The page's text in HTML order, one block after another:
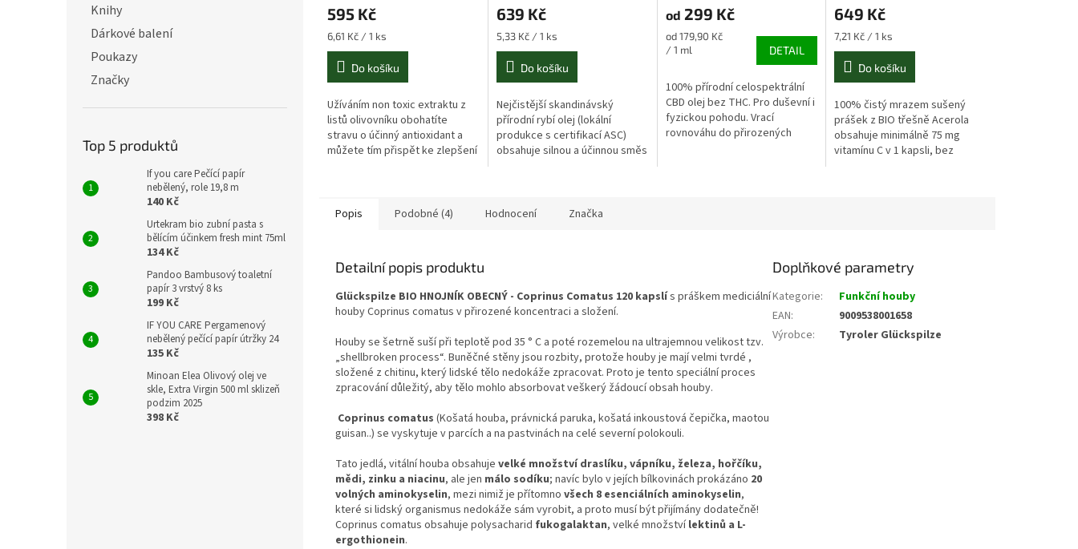
Knihy
Dárkové balení
Poukazy
Značky
Top 5 produktů
If you care Pečící papír
nebělený, role 19,8 m
140 Kč
Urtekram bio zubní pasta s
bělícím účinkem fresh mint 75ml
134 Kč
Pandoo Bambusový toaletní
papír 3 vrstvý 8 ks
199 Kč
IF YOU CARE Pergamenový
nebělený pečící papír útržky 24
135 Kč
Minoan Elea Olivový olej ve
skle, Extra Virgin 500 ml sklizeň
podzim 2025
398 Kč
595 Kč
Měrná
cena:
6,61 Kč / 1 ks
Do košíku
Užíváním non toxic extraktu z
listů olivovníku obohatíte
stravu o účinný antioxidant a
můžete tím přispět ke zlepšení
639 Kč
Měrná
cena:
5,33 Kč / 1 ks
Do košíku
Nejčistější skandinávský
přírodní rybí olej (lokální
produkce s certifikací ASC)
obsahuje silnou a účinnou směs
od 299 Kč
Měrná
cena:
od 179,90 Kč
/ 1 ml
DETAIL
100% přírodní celospektrální
CBD olej bez THC. Pro duševní i
fyzickou pohodu. Vrací
rovnováhu do přirozených
649 Kč
Měrná
cena:
7,21 Kč / 1 ks
Do košíku
100% čistý mrazem sušený
prášek z BIO třešně Acerola
obsahuje minimálně 75 mg
vitamínu C v 1 kapsli, bez
Popis Podobné (4) Hodnocení Značka
Detailní popis produktu
Glückspilze BIO HNOJNÍK OBECNÝ - Coprinus Comatus 120 kapslís práškem mediciální
houby Coprinus comatus v přirozené koncentraci a složení.
Houby se šetrně suší při teplotě pod 35 ° C a poté rozemelou na ultrajemnou velikost tzv.
„shellbroken process“. Buněčné stěny jsou rozbity, protože houby je mají velmi tvrdé ,
složené z chitinu, který lidské tělo nedokáže zpracovat. Proto je tento speciální proces
zpracování důležitý, aby tělo mohlo absorbovat veškerý žádoucí obsah houby.
Coprinus comatus (Košatá houba, právnická paruka, košatá inkoustová čepička, maotou
guisan..) se vyskytuje v parcích a na pastvinách na celé severní polokouli.
Tato jedlá, vitální houba obsahuje velké množství draslíku, vápníku, železa, hořčíku,
mědi, zinku a niacinu, ale jen málo sodíku; navíc bylo v jejích bílkovinách prokázáno 20
volných aminokyselin, mezi nimiž je přítomno všech 8 esenciálních aminokyselin,
které si lidský organismus nedokáže sám vyrobit, a proto musí být přijímány dodatečně!
Coprinus comatus obsahuje polysacharid fukogalaktan, velké množstvílektinů a L-
ergothionein.
Doplňkové parametry
Kategorie:
Funkční houby
EAN:
9009538001658
Výrobce: Tyroler Glückspilze